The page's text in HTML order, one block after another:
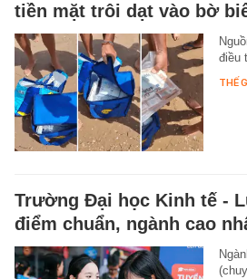
tiền mặt trôi dạt vào bờ
điều
THẾ
Trường Đại học Kinh tế -
điểm chuẩn, ngành cao